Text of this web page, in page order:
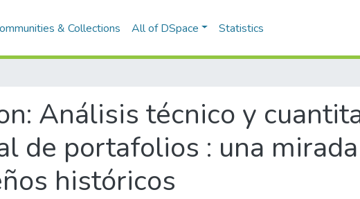
& Collections All of DSpace Statistics
Análisis técnico y
de portafolios : una
históricos